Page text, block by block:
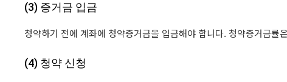
(3) 증거금 입금
청약하기 전에 계좌에 청약증거금을 입금해야 합니다. 청약증거금
(4) 청약 신청